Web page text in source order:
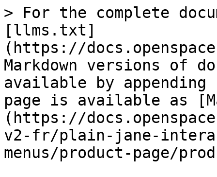
> For the complete
[llms.txt]
(https://
Markdown versions of
available by
page is available as
(https://
v2-fr/plain-jane-
menus/product-page/